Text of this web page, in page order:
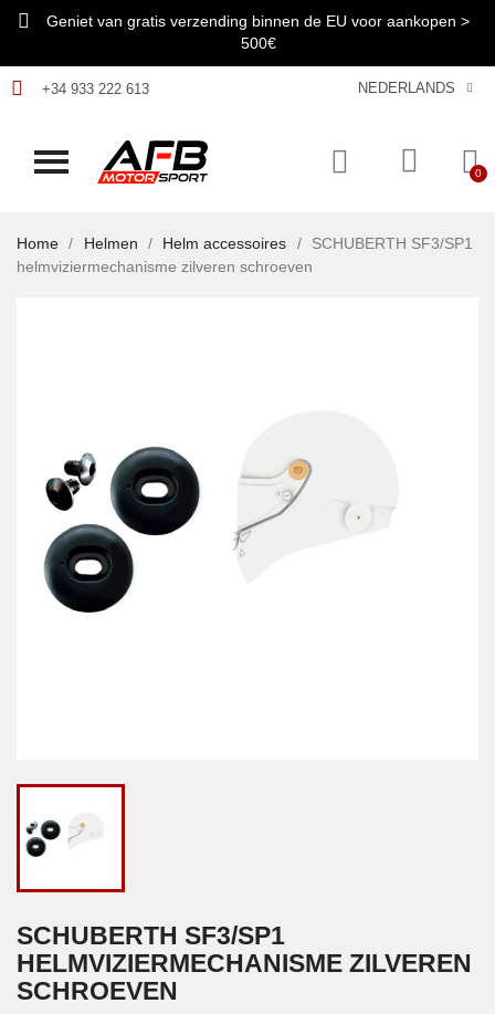
Geniet van gratis verzending binnen de EU voor aankopen >
500€
+34 933 222 613 NEDERLANDS
Home Helmen Helm accessoires
SCHUBERTH SF3/SP1
helmviziermechanisme zilveren schroeven
SCHUBERTH SF3/SP1
HELMVIZIERMECHANISME ZILVEREN
SCHROEVEN